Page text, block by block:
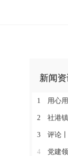
新闻
1 用心
2 社港镇
3 评论丨
4 党建领